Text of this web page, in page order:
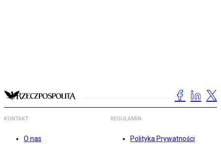
KONTAKT
O nas
REGULAMIN
Polityka Prywatności